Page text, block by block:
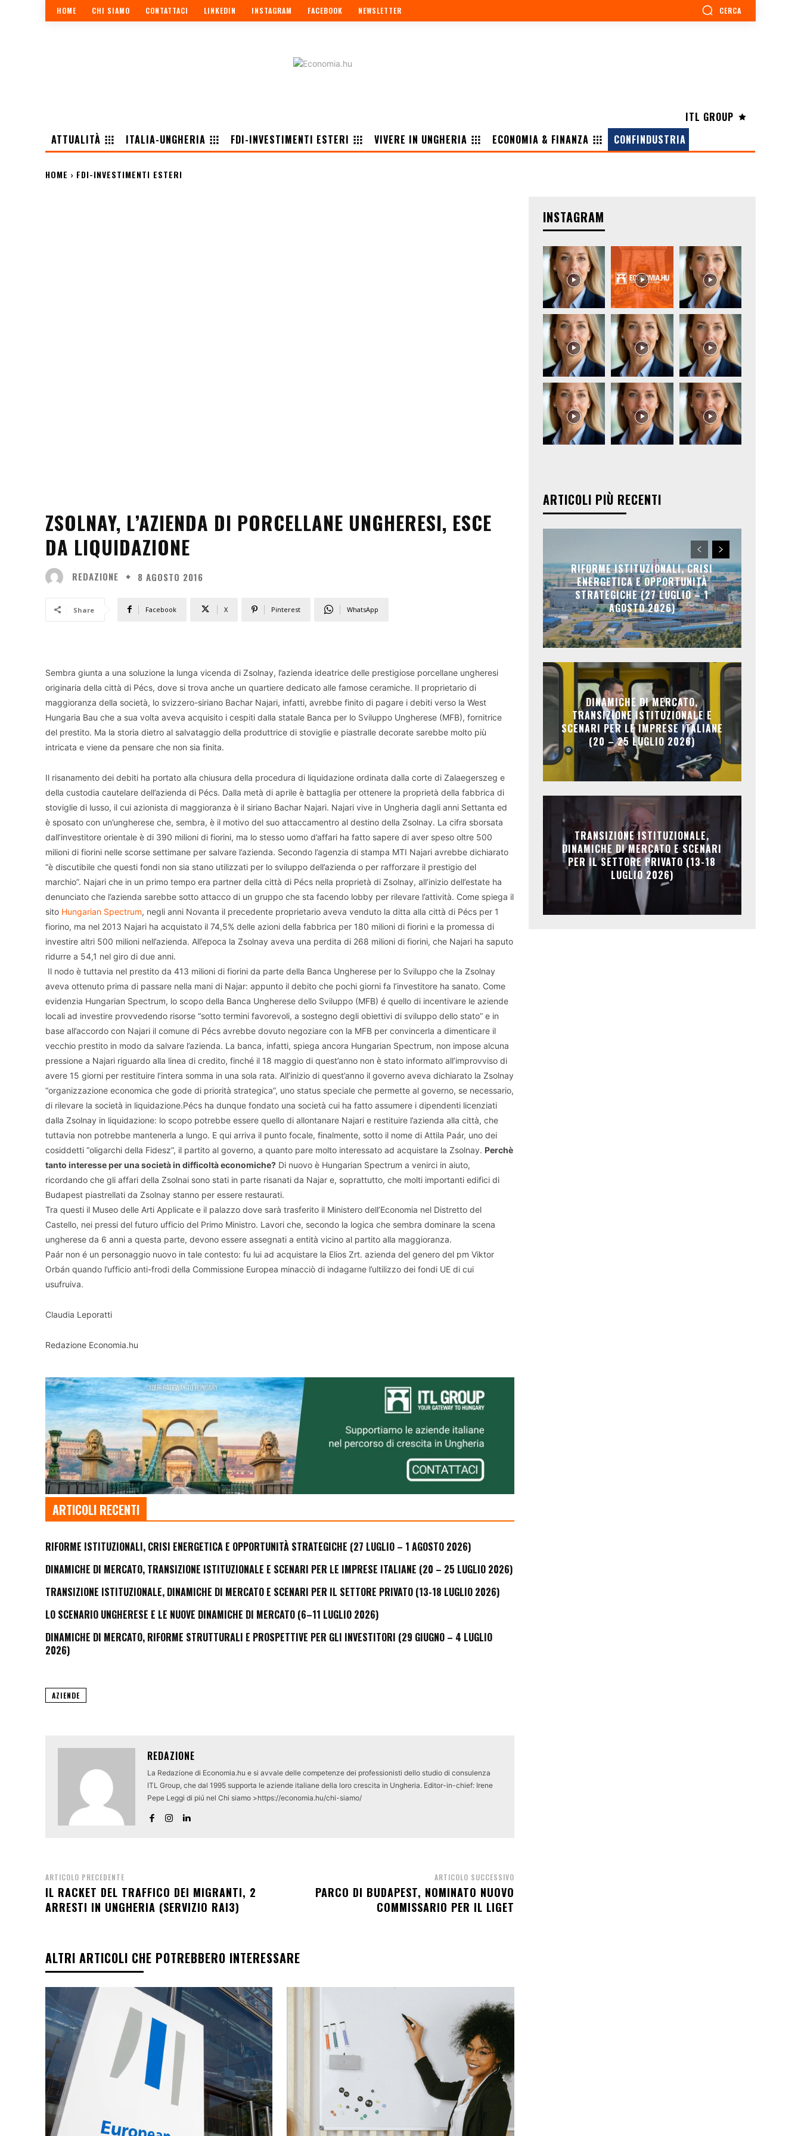
HOME CHI SIAMO CONTATTACI LINKEDIN INSTAGRAM FACEBOOK NEWSLETTER CERCA
ITL GROUP
ATTUALITÀ
ITALIA-UNGHERIA FDI-INVESTIMENTI ESTERI VIVERE IN UNGHERIA ECONOMIA & FINANZA CONFINDUSTRIA
HOME FDI-INVESTIMENTI ESTERI
ZSOLNAY, L’AZIENDA DI PORCELLANE UNGHERESI, ESCE
DA LIQUIDAZIONE
REDAZIONE 8 AGOSTO 2016
Share Facebook X Pinterest WhatsApp
Sembra giunta a una soluzione la lunga vicenda di Zsolnay, l’azienda ideatrice delle prestigiose porcellane ungheresi
originaria della città di Pécs, dove si trova anche un quartiere dedicato alle famose ceramiche. Il proprietario di
maggioranza della società, lo svizzero-siriano Bachar Najari, infatti, avrebbe finito di pagare i debiti verso la West
Hungaria Bau che a sua volta aveva acquisito i cespiti dalla statale Banca per lo Sviluppo Ungherese (MFB), fornitrice
del prestito. Ma la storia dietro al salvataggio della produttrice di stoviglie e piastralle decorate sarebbe molto più
intricata e viene da pensare che non sia finita.
Il risanamento dei debiti ha portato alla chiusura della procedura di liquidazione ordinata dalla corte di Zalaegerszeg e
della custodia cautelare dell’azienda di Pécs. Dalla metà di aprile è battaglia per ottenere la proprietà della fabbrica di
stoviglie di lusso, il cui azionista di maggioranza è il siriano Bachar Najari. Najari vive in Ungheria dagli anni Settanta ed
è sposato con un’ungherese che, sembra, è il motivo del suo attaccamentro al destino della Zsolnay. La cifra sborsata
dall’investitore orientale è di 390 milioni di fiorini, ma lo stesso uomo d’affari ha fatto sapere di aver speso oltre 500
milioni di fiorini nelle scorse settimane per salvare l’azienda. Secondo l’agenzia di stampa MTI Najari avrebbe dichiarato
“è discutibile che questi fondi non sia stano utilizzati per lo sviluppo dell’azienda o per rafforzare il prestigio del
marchio”. Najari che in un primo tempo era partner della città di Pécs nella proprietà di Zsolnay, all’inizio dell’estate ha
denunciato che l’azienda sarebbe sotto attacco di un gruppo che sta facendo lobby per rilevare l’attività. Come spiega il
sito Hungarian Spectrum, negli anni Novanta il precedente proprietario aveva venduto la ditta alla città di Pécs per 1
fiorino, ma nel 2013 Najari ha acquistato il 74,5% delle azioni della fabbrica per 180 milioni di fiorini e la promessa di
investire altri 500 milioni nell’azienda. All’epoca la Zsolnay aveva una perdita di 268 milioni di fiorini, che Najari ha saputo
ridurre a 54,1 nel giro di due anni.
Il nodo è tuttavia nel prestito da 413 milioni di fiorini da parte della Banca Ungherese per lo Sviluppo che la Zsolnay
aveva ottenuto prima di passare nella mani di Najar: appunto il debito che pochi giorni fa l’investitore ha sanato. Come
evidenzia Hungarian Spectrum, lo scopo della Banca Ungherese dello Sviluppo (MFB) é quello di incentivare le aziende
locali ad investire provvedendo risorse “sotto termini favorevoli, a sostegno degli obiettivi di sviluppo dello stato” e in
base all’accordo con Najari il comune di Pécs avrebbe dovuto negoziare con la MFB per convincerla a dimenticare il
vecchio prestito in modo da salvare l’azienda. La banca, infatti, spiega ancora Hungarian Spectrum, non impose alcuna
pressione a Najari riguardo alla linea di credito, finché il 18 maggio di quest’anno non è stato informato all’improvviso di
avere 15 giorni per restituire l’intera somma in una sola rata. All’inizio di quest’anno il governo aveva dichiarato la Zsolnay
“organizzazione economica che gode di priorità strategica”, uno status speciale che permette al governo, se necessario,
di rilevare la società in liquidazione.Pécs ha dunque fondato una società cui ha fatto assumere i dipendenti licenziati
dalla Zsolnay in liquidazione: lo scopo potrebbe essere quello di allontanare Najari e restituire l’azienda alla città, che
tuttavia non potrebbe mantenerla a lungo. E qui arriva il punto focale, finalmente, sotto il nome di Attila Paár, uno dei
cosiddetti “oligarchi della Fidesz”, il partito al governo, a quanto pare molto interessato ad acquistare la Zsolnay. Perchè
tanto interesse per una società in difficoltà economiche? Di nuovo è Hungarian Spectrum a venirci in aiuto,
ricordando che gli affari della Zsolnai sono stati in parte risanati da Najar e, soprattutto, che molti importanti edifici di
Budapest piastrellati da Zsolnay stanno per essere restaurati.
Tra questi il Museo delle Arti Applicate e il palazzo dove sarà trasferito il Ministero dell’Economia nel Distretto del
Castello, nei pressi del futuro ufficio del Primo Ministro. Lavori che, secondo la logica che sembra dominare la scena
ungherese da 6 anni a questa parte, devono essere assegnati a entità vicino al partito alla maggioranza.
Paár non é un personaggio nuovo in tale contesto: fu lui ad acquistare la Elios Zrt. azienda del genero del pm Viktor
Orbán quando l’ufficio anti-frodi della Commissione Europea minacciò di indagarne l’ultilizzo dei fondi UE di cui
usufruiva.
Claudia Leporatti
Redazione Economia.hu
ARTICOLI RECENTI
RIFORME ISTITUZIONALI, CRISI ENERGETICA E OPPORTUNITÀ STRATEGICHE (27 LUGLIO – 1 AGOSTO 2026)
DINAMICHE DI MERCATO, TRANSIZIONE ISTITUZIONALE E SCENARI PER LE IMPRESE ITALIANE (20 – 25 LUGLIO 2026)
TRANSIZIONE ISTITUZIONALE, DINAMICHE DI MERCATO E SCENARI PER IL SETTORE PRIVATO (13-18 LUGLIO 2026)
LO SCENARIO UNGHERESE E LE NUOVE DINAMICHE DI MERCATO (6–11 LUGLIO 2026)
DINAMICHE DI MERCATO, RIFORME STRUTTURALI E PROSPETTIVE PER GLI INVESTITORI (29 GIUGNO – 4 LUGLIO
2026)
AZIENDE
REDAZIONE
La Redazione di Economia.hu e si avvale delle competenze dei professionisti dello studio di consulenza
ITL Group, che dal 1995 supporta le aziende italiane della loro crescita in Ungheria. Editor-in-chief: Irene
Pepe Leggi di piú nel Chi siamo >https://economia.hu/chi-siamo/
ARTICOLO PRECEDENTE
IL RACKET DEL TRAFFICO DEI MIGRANTI, 2
ARRESTI IN UNGHERIA (SERVIZIO RAI3)
ARTICOLO SUCCESSIVO
PARCO DI BUDAPEST, NOMINATO NUOVO
COMMISSARIO PER IL LIGET
ALTRI ARTICOLI CHE POTREBBERO INTERESSARE
INSTAGRAM
ARTICOLI PIÙ RECENTI
RIFORME ISTITUZIONALI, CRISI
ENERGETICA E OPPORTUNITÀ
STRATEGICHE (27 LUGLIO – 1
AGOSTO 2026)
DINAMICHE DI MERCATO,
TRANSIZIONE ISTITUZIONALE E
SCENARI PER LE IMPRESE ITALIANE
(20 – 25 LUGLIO 2026)
TRANSIZIONE ISTITUZIONALE,
DINAMICHE DI MERCATO E SCENARI
PER IL SETTORE PRIVATO (13-18
LUGLIO 2026)